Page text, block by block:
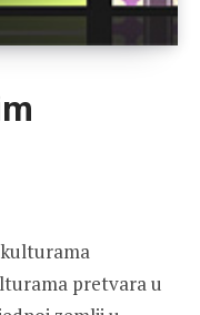
pretvara u